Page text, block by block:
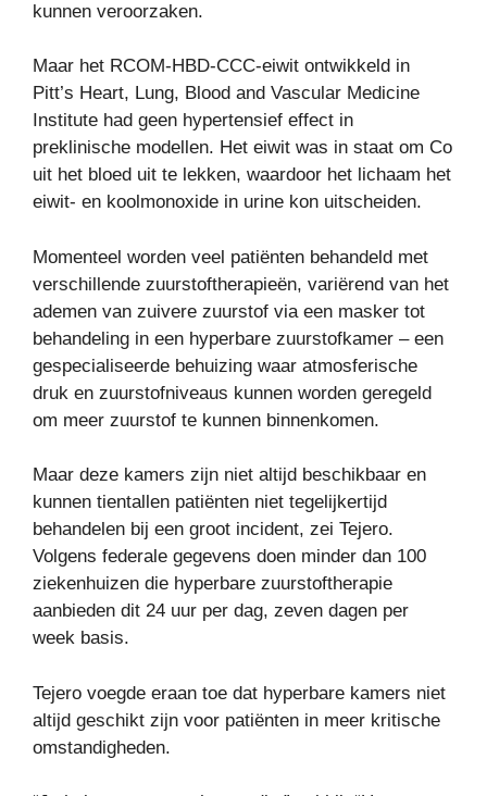
kunnen veroorzaken.
Maar het RCOM-HBD-CCC-eiwit ontwikkeld in
Pitt’s Heart, Lung, Blood and Vascular Medicine
Institute had geen hypertensief effect in
preklinische modellen. Het eiwit was in staat om Co
uit het bloed uit te lekken, waardoor het lichaam het
eiwit- en koolmonoxide in urine kon uitscheiden.
Momenteel worden veel patiënten behandeld met
verschillende zuurstoftherapieën, variërend van het
ademen van zuivere zuurstof via een masker tot
behandeling in een hyperbare zuurstofkamer – een
gespecialiseerde behuizing waar atmosferische
druk en zuurstofniveaus kunnen worden geregeld
om meer zuurstof te kunnen binnenkomen.
Maar deze kamers zijn niet altijd beschikbaar en
kunnen tientallen patiënten niet tegelijkertijd
behandelen bij een groot incident, zei Tejero.
Volgens federale gegevens doen minder dan 100
ziekenhuizen die hyperbare zuurstoftherapie
aanbieden dit 24 uur per dag, zeven dagen per
week basis.
Tejero voegde eraan toe dat hyperbare kamers niet
altijd geschikt zijn voor patiënten in meer kritische
omstandigheden.